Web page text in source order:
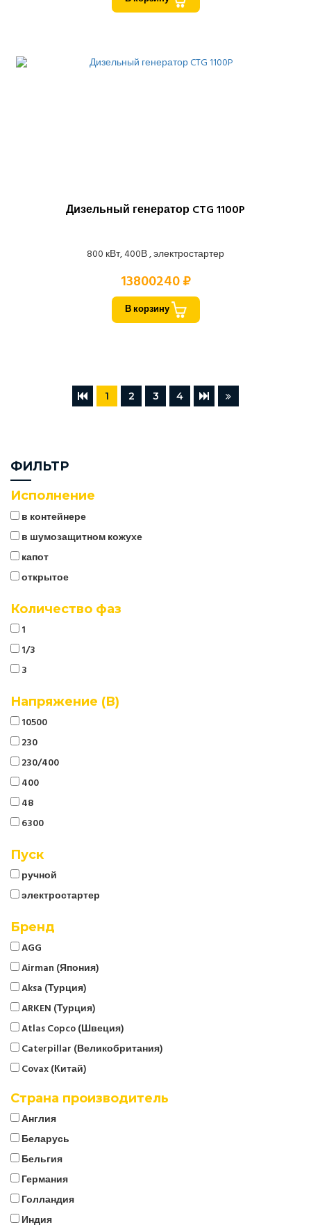
Дизельный генератор CTG 1100P
800 кВт, 400В , электростартер
13800240 ₽
В корзину
1 2 3 4
ФИЛЬТР
Исполнение
в контейнере
в шумозащитном кожухе
капот
открытое
Количество фаз
1
1/3
3
Напряжение (В)
10500
230
230/400
400
48
6300
Пуск
ручной
электростартер
Бренд
AGG
Airman (Япония)
Aksa (Турция)
ARKEN (Турция)
Atlas Copco (Швеция)
Caterpillar (Великобритания)
Covax (Китай)
Cummins (Великобритания)
Страна производитель
Англия
Беларусь
Бельгия
Германия
Голландия
Индия